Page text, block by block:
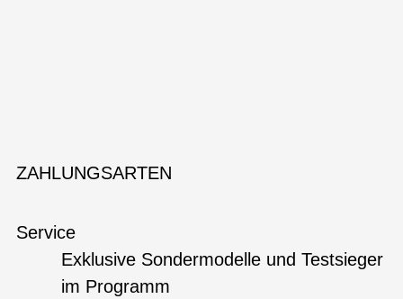
ZAHLUNGSARTEN
Service
Exklusive Sondermodelle und Testsieger
im Programm